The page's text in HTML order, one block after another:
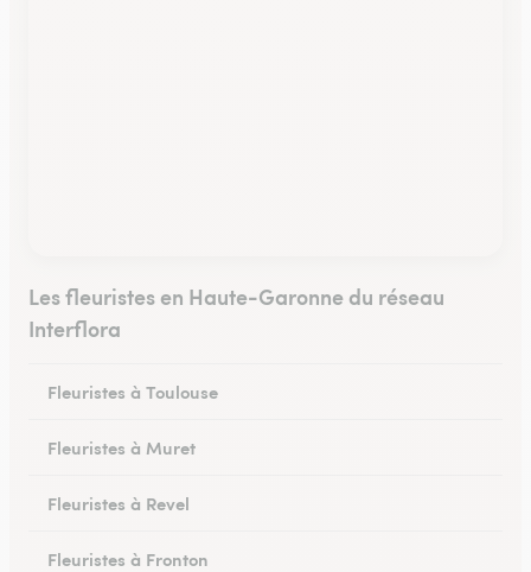
Les fleuristes en Haute-Garonne du réseau
Interflora
Fleuristes à Toulouse
Fleuristes à Muret
Fleuristes à Revel
Fleuristes à Fronton